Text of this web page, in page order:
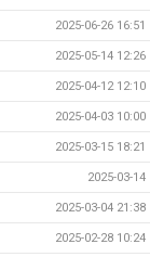
2025-06-26 16:51
2025-05-14 12:26
2025-04-12 12:10
2025-04-03 10:00
2025-03-15 18:21
2025-03-14
2025-03-04 21:38
2025-02-28 10:24